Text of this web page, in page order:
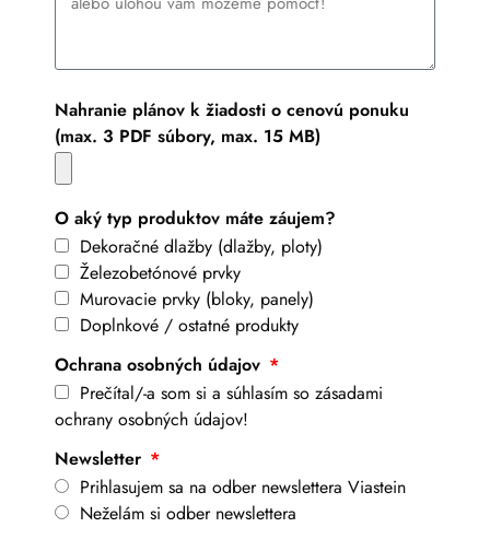
Nahranie plánov k žiadosti o cenovú ponuku
(max. 3 PDF súbory, max. 15 MB)
O aký typ produktov máte záujem?
Dekoračné dlažby (dlažby, ploty)
Železobetónové prvky
Murovacie prvky (bloky, panely)
Doplnkové / ostatné produkty
Ochrana osobných údajov
Prečítal/-a som si a súhlasím so zásadami
ochrany osobných údajov!
Newsletter
Prihlasujem sa na odber newslettera Viastein
Neželám si odber newslettera